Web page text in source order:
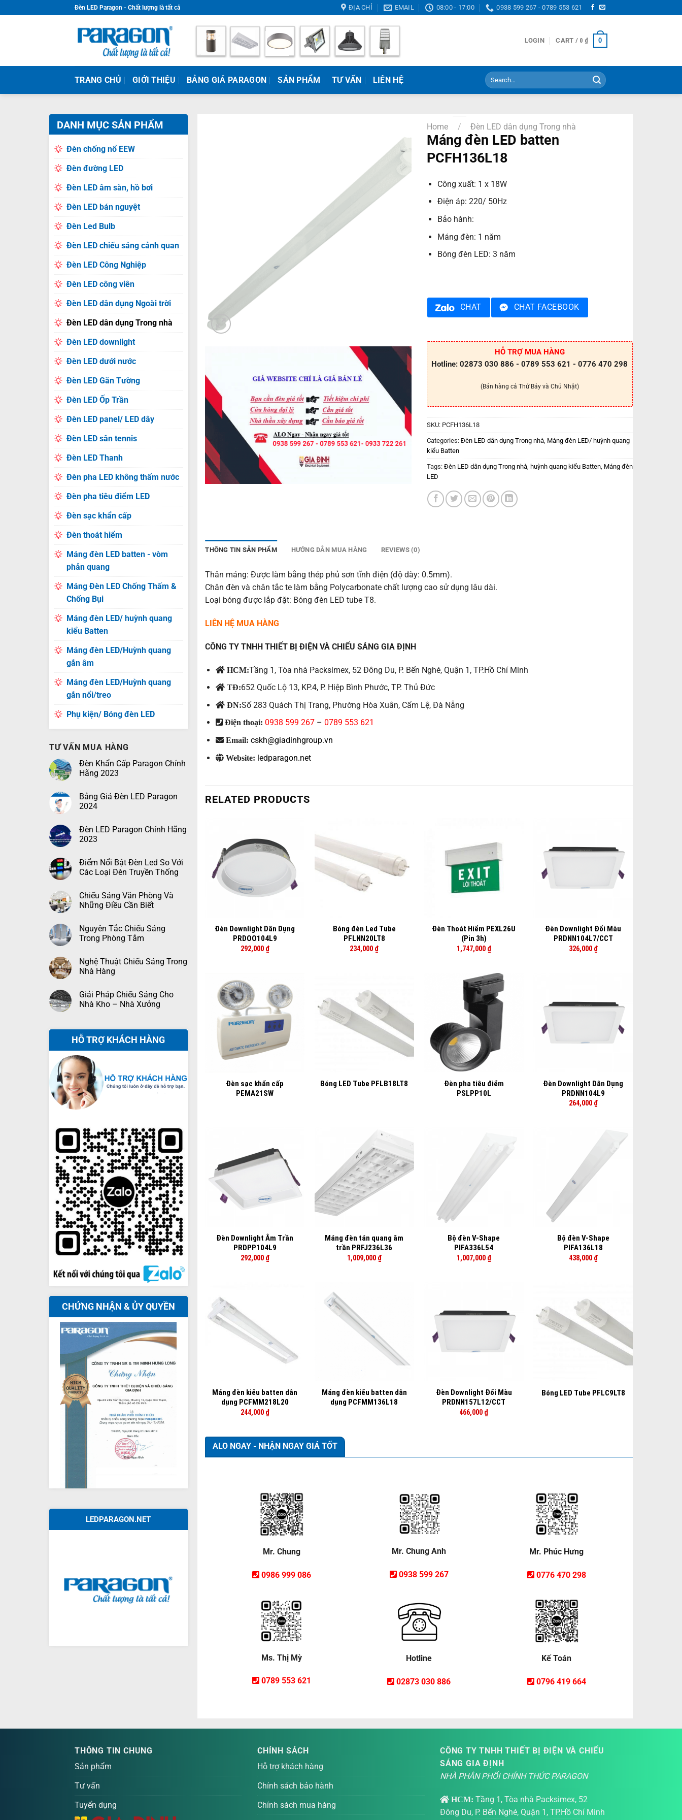
to
Đèn LED Paragon - Chất lượng là tất cả ĐỊA CHỈ EMAIL 08:00 - 17:00 0938 599 267 - 0789 553 621
LOGIN CART / 0 ₫ 0
TRANG CHỦ GIỚI THIỆU BẢNG GIÁ PARAGON SẢN PHẨM TƯ VẤN LIÊN HỆ
Search
for:
DANH MỤC SẢN PHẨM
Đèn chống nổ EEW
Đèn đường LED
Đèn LED âm sàn, hồ bơi
Đèn LED bán nguyệt
Đèn Led Bulb
Đèn LED chiếu sáng cảnh quan
Đèn LED Công Nghiệp
Đèn LED công viên
Đèn LED dân dụng Ngoài trời
Đèn LED dân dụng Trong nhà
Đèn LED downlight
Đèn LED dưới nước
Đèn LED Gắn Tường
Đèn LED Ốp Trần
Đèn LED panel/ LED dây
Đèn LED sân tennis
Đèn LED Thanh
Đèn pha LED không thấm nước
Đèn pha tiêu điểm LED
Đèn sạc khẩn cấp
Đèn thoát hiểm
Máng đèn LED batten - vòm
phản quang
Máng Đèn LED Chống Thấm &
Chống Bụi
Máng đèn LED/ huỳnh quang
kiểu Batten
Máng đèn LED/Huỳnh quang
gắn âm
Máng đèn LED/Huỳnh quang
gắn nổi/treo
Phụ kiện/ Bóng đèn LED
TƯ VẤN MUA HÀNG
Đèn Khẩn Cấp Paragon Chính
Hãng 2023
Bảng Giá Đèn LED Paragon
2024
Đèn LED Paragon Chính Hãng
2023
Điểm Nổi Bật Đèn Led So Với
Các Loại Đèn Truyền Thống
Chiếu Sáng Văn Phòng Và
Những Điều Cần Biết
Nguyên Tắc Chiếu Sáng
Trong Phòng Tắm
Nghệ Thuật Chiếu Sáng Trong
Nhà Hàng
Giải Pháp Chiếu Sáng Cho
Nhà Kho – Nhà Xưởng
HỖ TRỢ KHÁCH HÀNG
CHỨNG NHẬN & ỦY QUYỀN
LEDPARAGON.NET
Home / Đèn LED dân dụng Trong nhà
Máng đèn LED batten
PCFH136L18
Công xuất: 1 x 18W
Điện áp: 220/ 50Hz
Bảo hành:
Máng đèn: 1 năm
Bóng đèn LED: 3 năm
CHAT CHAT FACEBOOK
HỖ TRỢ MUA HÀNG
Hotline: 02873 030 886 - 0789 553 621 - 0776 470 298
(Bán hàng cả Thứ Bảy và Chủ Nhật)
SKU: PCFH136L18
Categories: Đèn LED dân dụng Trong nhà, Máng đèn LED/ huỳnh quang
kiểu Batten
Tags: Đèn LED dân dụng Trong nhà, huỳnh quang kiểu Batten, Máng đèn
LED
THÔNG TIN SẢN PHẨM HƯỚNG DẪN MUA HÀNG REVIEWS (0)
Thân máng: Được làm bằng thép phủ sơn tĩnh điện (độ dày: 0.5mm).
Chân đèn và chân tắc te làm bằng Polycarbonate chất lượng cao sử dụng lâu dài.
Loại bóng được lắp đặt: Bóng đèn LED tube T8.
LIÊN HỆ MUA HÀNG
CÔNG TY TNHH THIẾT BỊ ĐIỆN VÀ CHIẾU SÁNG GIA ĐỊNH
HCM:Tầng 1, Tòa nhà Packsimex, 52 Đông Du, P. Bến Nghé, Quận 1, TP.Hồ Chí Minh
TĐ:652 Quốc Lộ 13, KP.4, P. Hiệp Bình Phước, TP. Thủ Đức
ĐN:Số 283 Quách Thị Trang, Phường Hòa Xuân, Cẩm Lệ, Đà Nẵng
Điện thoại: 0938 599 267 –0789 553 621
Email: cskh@giadinhgroup.vn
Website: ledparagon.net
RELATED PRODUCTS
Đèn Downlight Dân Dụng
PRDOO104L9
292,000 ₫
Bóng đèn Led Tube
PFLNN20LT8
234,000 ₫
Đèn Thoát Hiểm PEXL26U
(Pin 3h)
1,747,000 ₫
Đèn Downlight Đổi Màu
PRDNN104L7/CCT
326,000 ₫
Đèn sạc khẩn cấp
PEMA21SW
Bóng LED Tube PFLB18LT8
Đèn pha tiêu điểm
PSLPP10L
Đèn Downlight Dân Dụng
PRDNN104L9
264,000 ₫
Đèn Downlight Âm Trần
PRDPP104L9
292,000 ₫
Máng đèn tán quang âm
trần PRFJ236L36
1,009,000 ₫
+
Bộ đèn V-Shape
PIFA336L54
1,007,000 ₫
+
Bộ đèn V-Shape
PIFA136L18
438,000 ₫
Máng đèn kiểu batten dân
dụng PCFMM218L20
244,000 ₫
Máng đèn kiểu batten dân
dụng PCFMM136L18
Đèn Downlight Đổi Màu
PRDNN157L12/CCT
466,000 ₫
Bóng LED Tube PFLC9LT8
ALO NGAY - NHẬN NGAY GIÁ TỐT
Mr. Chung
0986 999 086
Mr. Chung Anh
0938 599 267
Mr. Phúc Hưng
0776 470 298
Ms. Thị Mỳ
0789 553 621
Hotline
02873 030 886
Kế Toán
0796 419 664
THÔNG TIN CHUNG
Sản phẩm
Tư vấn
Tuyển dụng
CHÍNH SÁCH
Hỗ trợ khách hàng
Chính sách bảo hành
Chính sách mua hàng
CÔNG TY TNHH THIẾT BỊ ĐIỆN VÀ CHIẾU
SÁNG GIA ĐỊNH
NHÀ PHÂN PHỐI CHÍNH THỨC PARAGON
HCM: Tầng 1, Tòa nhà Packsimex, 52
Đông Du, P. Bến Nghé, Quận 1, TP.Hồ Chí Minh